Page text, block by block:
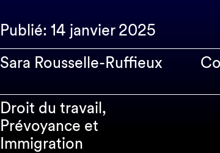
Publié: 14 janvier 2025
Sara Rousselle-Ruffieux
Droit du travail,
Prévoyance et
Immigration